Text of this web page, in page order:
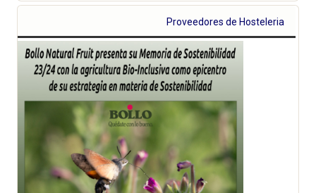
Proveedores de Hosteleria